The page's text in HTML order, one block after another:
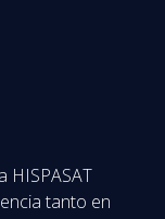
HISPASAT
tanto en